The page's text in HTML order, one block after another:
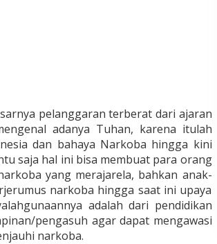
pelanggaran terberat dari ajaran
adanya Tuhan, karena itulah
dan bahaya Narkoba hingga kini
saja hal ini bisa membuat para orang
yang merajarela, bahkan anak-
narkoba hingga saat ini upaya
adalah dari pendidikan
pengasuh agar dapat mengawasi
narkoba.